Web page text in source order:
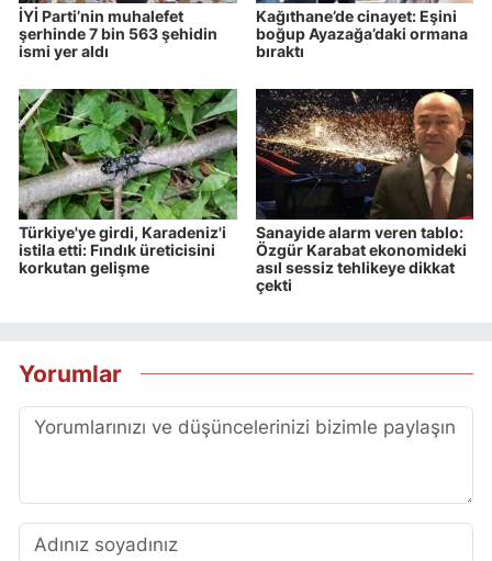
İYİ Parti’nin muhalefet
şerhinde 7 bin 563 şehidin
ismi yer aldı
Kağıthane’de cinayet: Eşini
boğup Ayazağa’daki ormana
bıraktı
Türkiye'ye girdi, Karadeniz'i
istila etti: Fındık üreticisini
korkutan gelişme
Sanayide alarm veren tablo:
Özgür Karabat ekonomideki
asıl sessiz tehlikeye dikkat
çekti
Yorumlar